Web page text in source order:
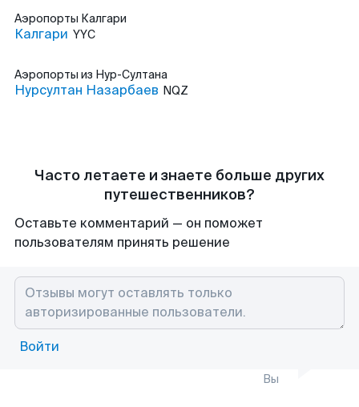
Аэропорты Калгари
Калгари YYC
Аэропорты из Нур-Султана
Нурсултан Назарбаев NQZ
Часто летаете и знаете больше других
путешественников?
Оставьте комментарий — он поможет
пользователям принять решение
Войти
Вы